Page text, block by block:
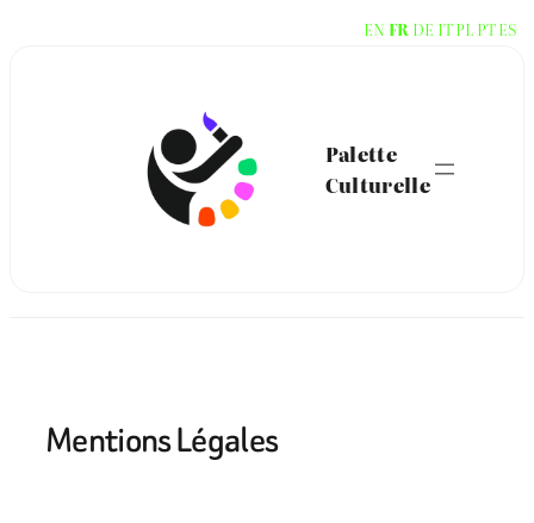
Palette
Culturelle
Mentions Légales
EN FR DE ITPL PTES